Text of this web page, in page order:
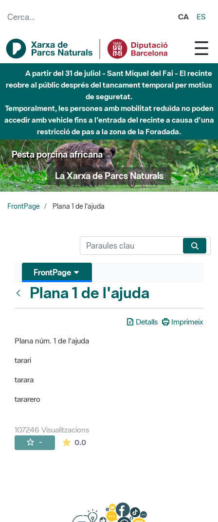
CA ES
A partir del 31 de juliol - Sant Miquel del Fai - El recinte
reobre al públic després del tancament temporal per motius
de seguretat.
Temporalment, les persones amb mobilitat reduïda no poden
accedir amb vehicle fins a l'entrada del recinte a causa d'una
restricció de pas a la zona de la Foradada.
Pesta porcina africana
La Xarxa de Parcs Naturals
FrontPage Plana 1 de l'ajuda
FrontPage
Plana 1 de l'ajuda
Detalls
Imprimeix
Plana núm. 1 de l'ajuda
tarari
tarara
tararero
107246 Visualitzacions
- 0.0La mitjana de les valoracions és de 0